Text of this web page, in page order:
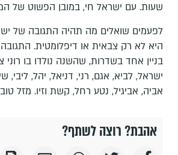
שעות. עם ישראל חי, במובן הפשוט של
לפעמים שואלים מה תהיה התגובה של
היא לא רק צבאית או דיפלומטית.
בניין אחד בשדרות, שהשנה נולדו בו רוני
ישראל, לביא, אגם, רני, דניאל, יהל, ליבי,
אביה, אביגיל, נטע רחל, קשת וזיו. מזל
אהבת? רוצה לשתף?